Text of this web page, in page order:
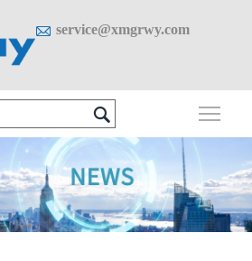
 service@xmgrwy.com
